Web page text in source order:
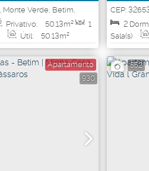
, Monte Verde, Betim,
Privativo: 50.13m²
1
Útil: 50.13m²
CEP:
Minas
2
Sala(s)
930
Apartamento 552